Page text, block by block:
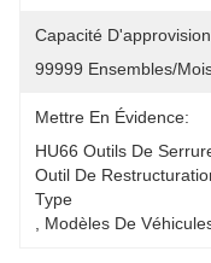
Capacité
99999 Ensembles/
Mettre En Évidence:
HU66 Outils De
Outil De
Type
Modèles De